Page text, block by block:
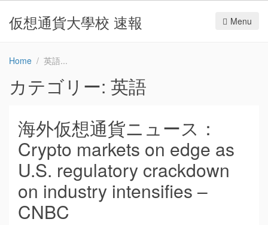
仮想通貨大學校 速報 Menu
Home 英語
カテゴリー: 英語
海外仮想通貨ニュース：
Crypto markets on edge as
U.S. regulatory crackdown
on industry intensifies –
CNBC